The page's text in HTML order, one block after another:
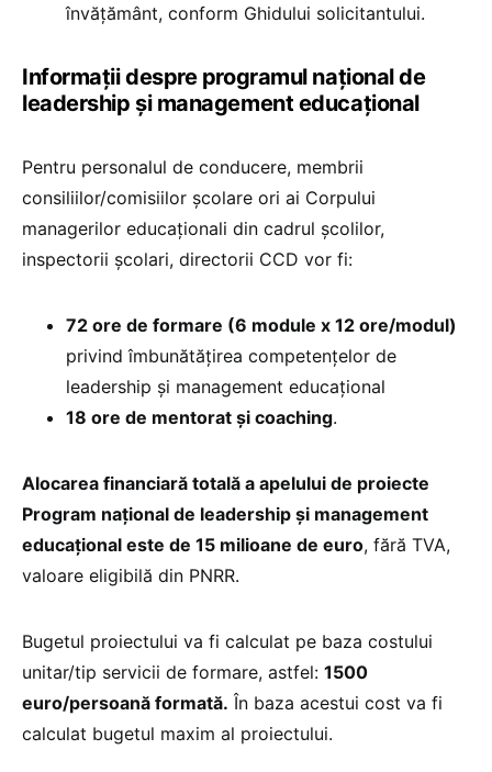
învățământ, conform Ghidului solicitantului.
Informații despre programul național de
leadership și management educațional
Pentru personalul de conducere, membrii
consiliilor/comisiilor școlare ori ai Corpului
managerilor educaționali din cadrul școlilor,
inspectorii școlari, directorii CCD vor fi:
72 ore de formare (6 module x 12 ore/modul)
privind îmbunătățirea competențelor de
leadership și management educațional
18 ore de mentorat și coaching.
Alocarea financiară totală a apelului de proiecte
Program național de leadership și management
educațional este de 15 milioane de euro, fără TVA,
valoare eligibilă din PNRR.
Bugetul proiectului va fi calculat pe baza costului
unitar/tip servicii de formare, astfel: 1500
euro/persoană formată. În baza acestui cost va fi
calculat bugetul maxim al proiectului.